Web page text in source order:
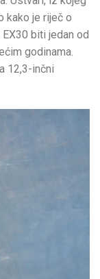
kako je riječ o
biti jedan od
godinama.
12,3-inčni